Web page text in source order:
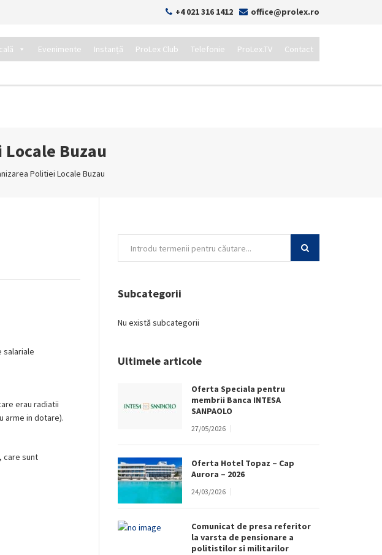
+4 021 316 1412 office@prolex.ro
Evenimente Instanță ProLex Club Telefonie ProLex.TV Contact
Buzau
Politiei Locale Buzau
salariale
erau radiatii
arme in dotare).
care sunt
Subcategorii
Nu există subcategorii
Ultimele articole
Oferta Speciala pentru
membrii Banca INTESA
SANPAOLO
27/05/2026
Oferta Hotel Topaz – Cap
Aurora – 2026
24/03/2026
Comunicat de presa referitor
la varsta de pensionare a
politistilor si militarilor